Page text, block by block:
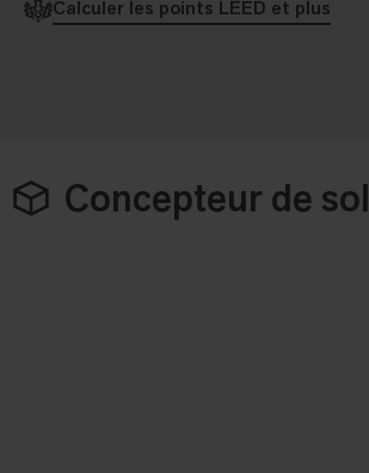
Calculer les points LEED et plus
Concepteur de sol